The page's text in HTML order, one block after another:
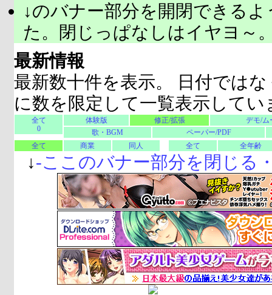
↓のバナー部分を開閉できる
た。閉じっぱなしはイヤヨ～
最新情報
最新数十件を表示。 日付では
に数を限定して一覧表示してい
全て
0
体験版 修正/拡張
デモ/ム
歌・BGM
ペーパー/PDF
全て
商業 同人 全て 全年齢
↓-ここのバナー部分を閉じる